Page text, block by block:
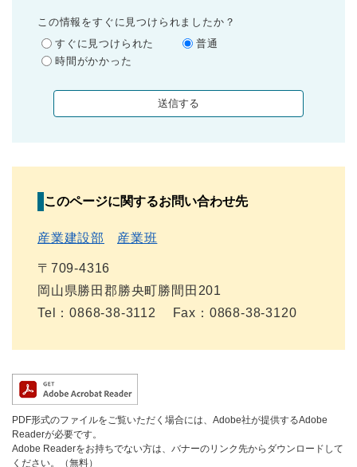
この情報をすぐに見つけられましたか？
すぐに見つけられた
普通
時間がかかった
このページに関するお問い合わせ先
産業建設部 産業班
〒709-4316
岡山県勝田郡勝央町勝間田201
Tel：0868-38-3112
Fax：0868-38-3120
PDF形式のファイルをご覧いただく場合には、Adobe社が提供するAdobe
Readerが必要です。
Adobe Readerをお持ちでない方は、バナーのリンク先からダウンロードして
ください。（無料）